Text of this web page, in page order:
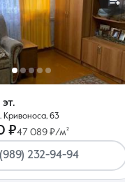
Кривоноса, 63
₽47 089 ₽/м²
232-94-94